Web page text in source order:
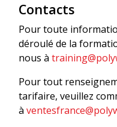
Contacts
Pour toute
déroulé de la
nous à
Pour tout
tarifaire, veuillez
à